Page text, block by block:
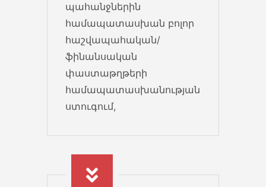
Չինաստան արտահանում
Փոփոխություններ Չինաստան
ապրանքների արտահանման և
ներմուծման օրենսդրական
կարգավորումներում 2022...
Պաշտոնական պարզաբանում
պահանջներին
համապատասխան բոլոր
հաշվապահական/
ֆինանսական
փաստաթղթերի
համապատասխանության
ստուգում,